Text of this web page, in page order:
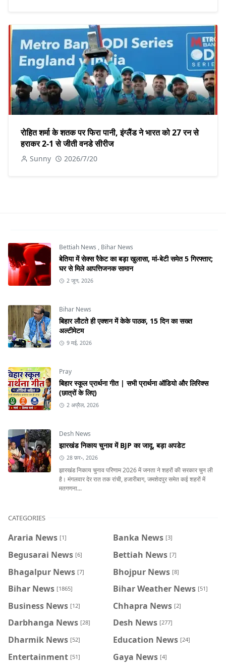
रोहित शर्मा के शतक पर फिरा पानी, इंग्लैंड ने भारत को 27 रन से
हराकर 2-1 से जीती वनडे सीरीज
Sunny 2026/7/20
Bettiah News , Bihar News
बेतिया में सेक्स रैकेट का बड़ा खुलासा, मां-बेटी समेत 5 गिरफ्तार;
घर से मिले आपत्तिजनक सामान
2 जून, 2026
Bihar News
बिहार लौटते ही एक्शन में केके पाठक, 15 दिन का सख्त
अल्टीमेटम
9 मई, 2026
Pray
बिहार स्कूल प्रार्थना गीत | सभी प्रार्थना ऑडियो और लिरिक्स
(छात्रों के लिए)
2 अप्रैल, 2026
Desh News
झारखंड निकाय चुनाव में BJP का जादू, बड़ा अपडेट
28 फ़र॰, 2026
झारखंड निकाय चुनाव परिणाम 2026 में जनता ने शहरों की सरकार चुन ली
है। मंगलवार देर रात तक रांची, हजारीबाग, जमशेदपुर समेत कई शहरों में
मतगणना...
CATEGORIES
Araria News [1] Banka News [3]
Begusarai News [6] Bettiah News [7]
Bhagalpur News [7] Bhojpur News [8]
Bihar News [1865] Bihar Weather News [51]
Business News [12] Chhapra News [2]
Darbhanga News [28] Desh News [277]
Dharmik News [52] Education News [24]
Entertainment [51] Gaya News [4]